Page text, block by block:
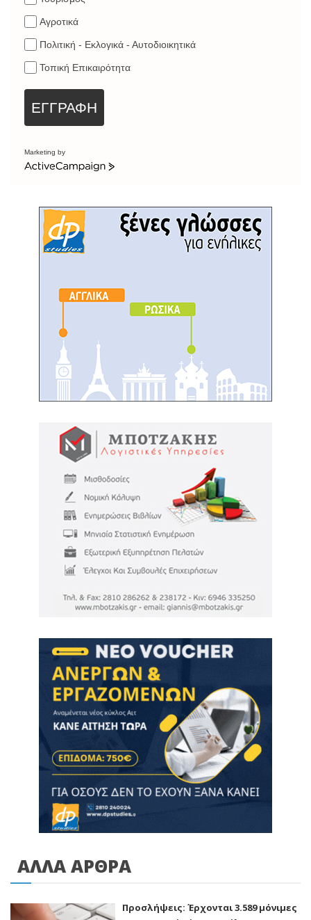
Αγροτικά
Πολιτική - Εκλογικά - Αυτοδιοικητικά
Τοπική Επικαιρότητα
ΕΓΓΡΑΦΗ
Marketing by
ΑΛΛΑ ΑΡΘΡΑ
Προσλήψεις: Έρχονται 3.589 μόνιμες